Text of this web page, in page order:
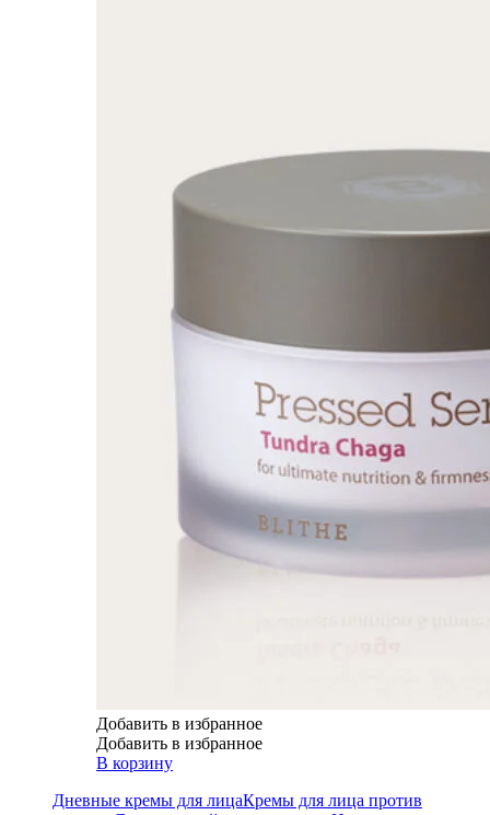
Добавить в избранное
Добавить в избранное
В корзину
Дневные кремы для лицаКремы для лица против